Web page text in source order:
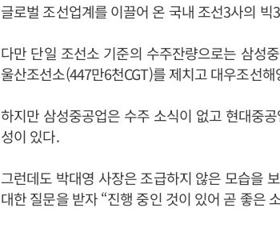
글로벌 조선업계를 이끌어 온 국내 조선3사의
다만 단일 조선소 기준의 수주잔량으로는 삼성
울산조선소(447만6천CGT)를 제치고 대우조선
하지만 삼성중공업은 수주 소식이 없고 현대중
성이 있다.
그런데도 박대영 사장은 조급하지 않은 모습을
대한 질문을 받자 “진행 중인 것이 있어 곧 좋은